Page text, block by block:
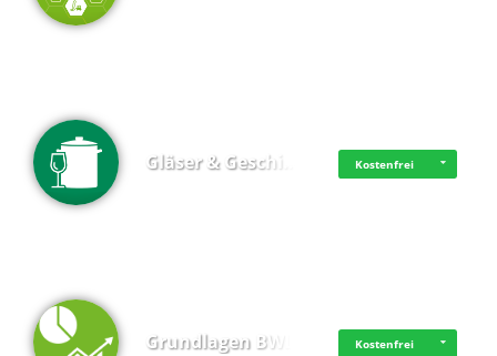
Gläser & Geschi… Kostenfrei
Grundlagen BWL Kostenfrei